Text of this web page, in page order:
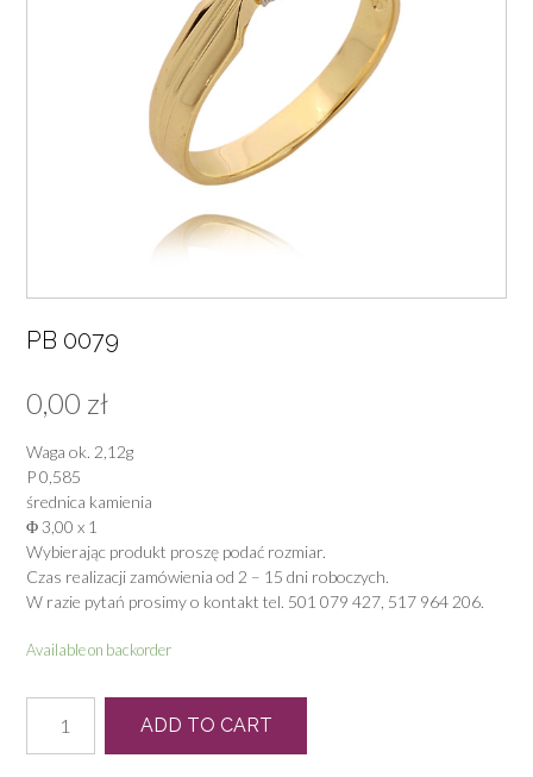
PB 0079
0,00 zł
Waga ok. 2,12g
P 0,585
średnica kamienia
Φ 3,00 x 1
Wybierając produkt proszę podać rozmiar.
Czas realizacji zamówienia od 2 – 15 dni roboczych.
W razie pytań prosimy o kontakt tel. 501 079 427, 517 964 206.
Available on backorder
0079
quantity
ADD TO CART